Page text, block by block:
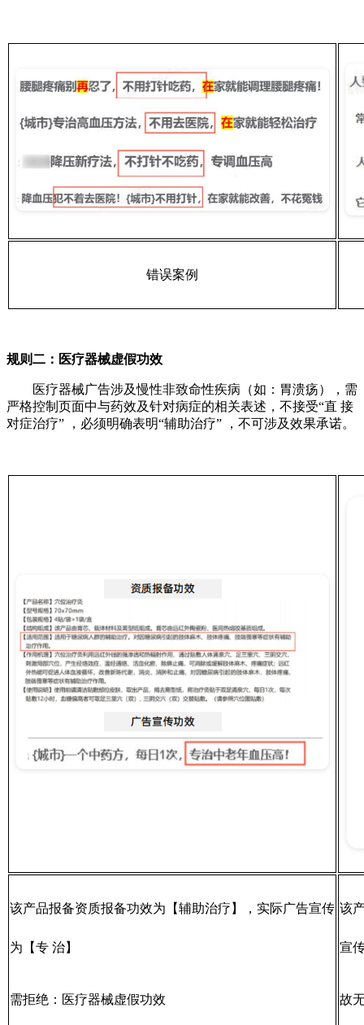
错误案例
规则二：医疗器械虚假功效
医疗器械广告涉及慢性非致命性疾病（如：胃溃疡），需
严格控制页面中与药效及针对病症的相关表述，不接受“直 接
对症治疗” ，必须明确表明“辅助治疗” ，不可涉及效果承诺。
该产品报备资质报备功效为【辅助治疗】，实际广告宣传
为【专 治】
需拒绝：医疗器械虚假功效
该
宣
故